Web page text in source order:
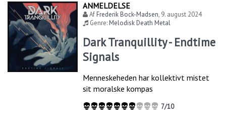
ANMELDELSE
AfFrederik Bock-Madsen, 9. august 2024
Genre:Melodisk Death Metal
Dark Tranquillity - Endtime
Signals
Menneskeheden har kollektivt mistet
sit moralske kompas
7/10